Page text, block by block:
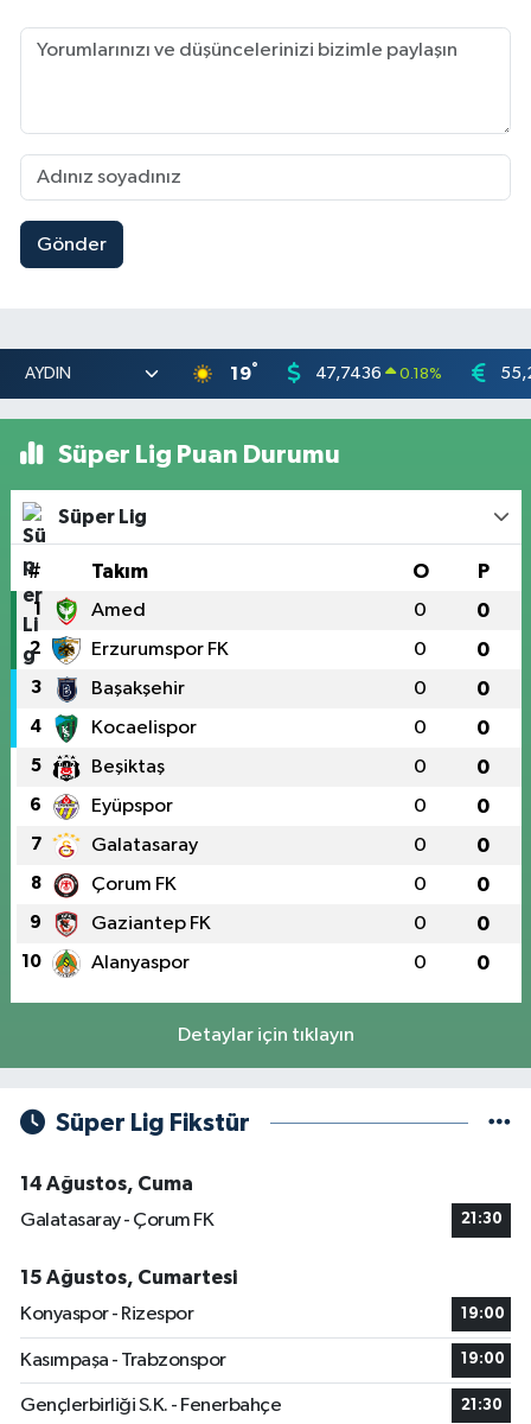
Gönder
19° 47,7436 0.18%
Süper Lig Puan Durumu
Süper Lig
# Takım O P
1 Amed 0 0
2 Erzurumspor FK 0 0
3 Başakşehir 0 0
4 Kocaelispor 0 0
5 Beşiktaş 0 0
6 Eyüpspor 0 0
7 Galatasaray 0 0
8 Çorum FK 0 0
9 Gaziantep FK 0 0
10 Alanyaspor 0 0
Detaylar için tıklayın
Süper Lig Fikstür
14 Ağustos, Cuma
Galatasaray - Çorum FK
21:30
15 Ağustos, Cumartesi
Konyaspor - Rizespor
19:00
Kasımpaşa - Trabzonspor 19:00
Gençlerbirliği S.K. - Fenerbahçe 21:30